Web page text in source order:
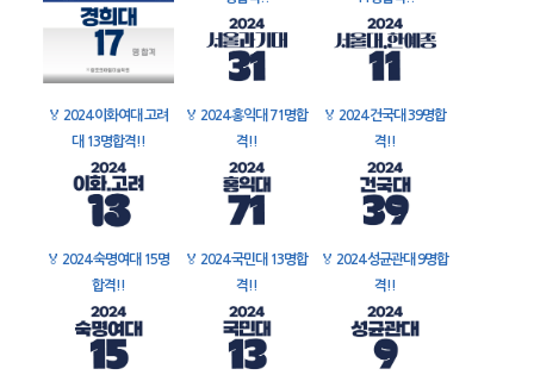
🏅 2024 이화여대 고려
대 13명합격!!
🏅 2024 홍익대 71명합
격!!
🏅 2024 건국대 39명합
격!!
🏅 2024 숙명여대 15명
합격!!
🏅 2024 국민대 13명합
격!!
🏅 2024 성균관대 9명합
격!!